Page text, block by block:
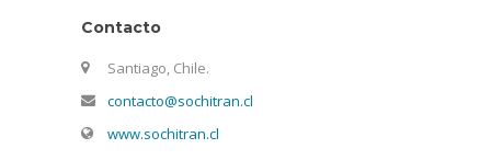
Contacto
Santiago, Chile.
contacto@sochitran.cl
www.sochitran.cl